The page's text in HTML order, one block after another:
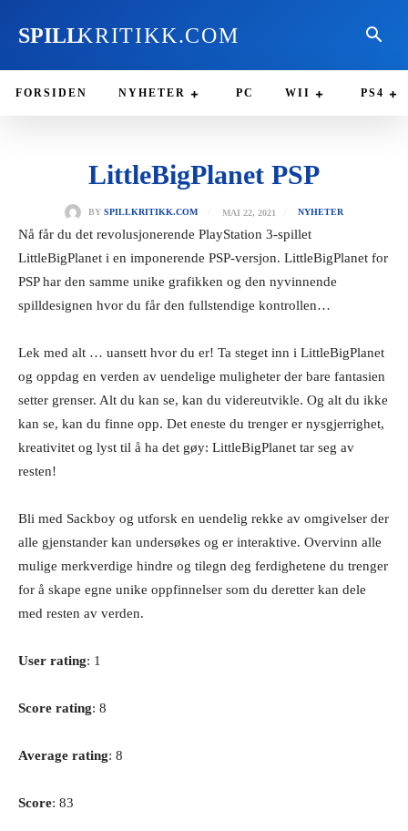
SPILLKRITIKK.COM
FORSIDEN NYHETER PC WII PS4
LittleBigPlanet PSP
BY SPILLKRITIKK.COM MAI 22, 2021 NYHETER
Nå får du det revolusjonerende PlayStation 3-spillet
LittleBigPlanet i en imponerende PSP-versjon. LittleBigPlanet for
PSP har den samme unike grafikken og den nyvinnende
spilldesignen hvor du får den fullstendige kontrollen…
Lek med alt … uansett hvor du er! Ta steget inn i LittleBigPlanet
og oppdag en verden av uendelige muligheter der bare fantasien
setter grenser. Alt du kan se, kan du videreutvikle. Og alt du ikke
kan se, kan du finne opp. Det eneste du trenger er nysgjerrighet,
kreativitet og lyst til å ha det gøy: LittleBigPlanet tar seg av
resten!
Bli med Sackboy og utforsk en uendelig rekke av omgivelser der
alle gjenstander kan undersøkes og er interaktive. Overvinn alle
mulige merkverdige hindre og tilegn deg ferdighetene du trenger
for å skape egne unike oppfinnelser som du deretter kan dele
med resten av verden.
User rating: 1
Score rating: 8
Average rating: 8
Score: 83